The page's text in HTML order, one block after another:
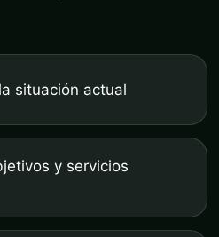
situación actual
y servicios